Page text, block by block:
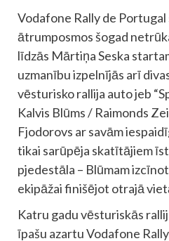
Vodafone Rally de
ātrumposmos šogad
līdzās Mārtiņa Seska
uzmanību izpelnījās arī
vēsturisko rallija auto jeb
Kalvis Blūms / Raimonds
Fjodorovs ar savām
tikai sarūpēja skatītājiem
pjedestāla – Blūmam
ekipāžai finišējot otrajā
Katru gadu vēsturiskās
īpašu azartu Vodafone